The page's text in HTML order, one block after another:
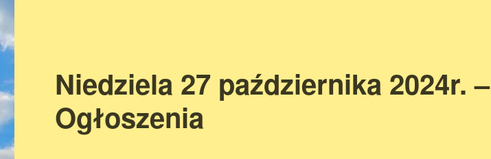
Niedziela 27 października 2024r. –
Ogłoszenia